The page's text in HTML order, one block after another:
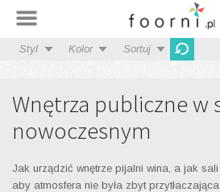
Styl Kolor Sortuj
Wnętrza publiczne w
nowoczesnym
Jak urządzić wnętrze pijalni wina, a jak
aby atmosfera nie była zbyt